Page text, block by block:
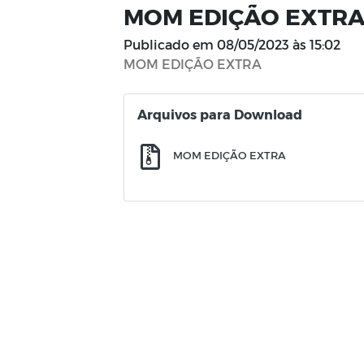
MOM EDIÇÃO
Publicado em 08/05/2023 às 15:02
MOM EDIÇÃO EXTRA
Arquivos para Download
MOM EDIÇÃO EXTRA